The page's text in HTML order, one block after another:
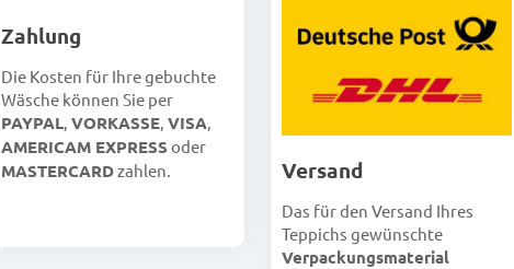
Zahlung
Die Kosten für Ihre gebuchte
Wäsche können Sie per
PAYPAL, VORKASSE, VISA,
AMERICAM EXPRESS oder
MASTERCARDzahlen. Versand
Das für den Versand Ihres
Teppichs gewünschte
Verpackungsmaterial